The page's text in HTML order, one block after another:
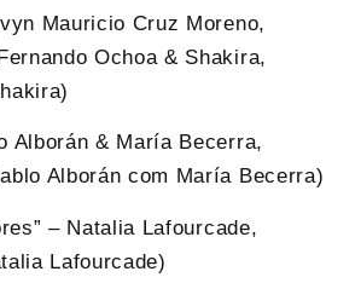
Mauricio Cruz Moreno,
Ochoa & Shakira,
Alborán & María Becerra,
Alborán com María Becerra)
– Natalia Lafourcade,
Lafourcade)